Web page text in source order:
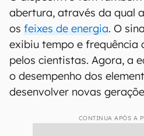
abertura, através da qual
os feixes de energia. O
exibiu tempo e frequência
pelos cientistas. Agora, a
o desempenho dos
desenvolver novas
CONTINUA APÓS A